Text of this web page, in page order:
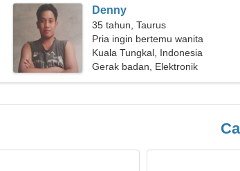
Denny
35 tahun, Taurus
Pria ingin bertemu wanita
Kuala Tungkal, Indonesia
Gerak badan, Elektronik